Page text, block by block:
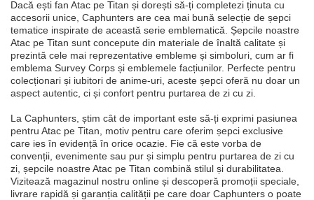
Dacă ești fan Atac pe Titan și dorești să-ți completezi ținuta cu
accesorii unice, Caphunters are cea mai bună selecție de șepci
tematice inspirate de această serie emblematică. Șepcile noastre
Atac pe Titan sunt concepute din materiale de înaltă calitate și
prezintă cele mai reprezentative embleme și simboluri, cum ar fi
emblema Survey Corps și emblemele facțiunilor. Perfecte pentru
colecționari și iubitori de anime-uri, aceste șepci oferă nu doar un
aspect autentic, ci și confort pentru purtarea de zi cu zi.
La Caphunters, știm cât de important este să-ți exprimi pasiunea
pentru Atac pe Titan, motiv pentru care oferim șepci exclusive
care ies în evidență în orice ocazie. Fie că este vorba de
convenții, evenimente sau pur și simplu pentru purtarea de zi cu
zi, șepcile noastre Atac pe Titan combină stilul și durabilitatea.
Vizitează magazinul nostru online și descoperă promoții speciale,
livrare rapidă și garanția calității pe care doar Caphunters o poate